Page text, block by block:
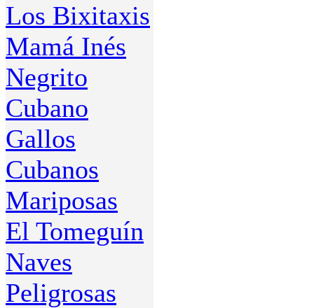
Los Bixitaxis
Mamá Inés
Negrito
Cubano
Gallos
Cubanos
Mariposas
El Tomeguín
Naves
Peligrosas